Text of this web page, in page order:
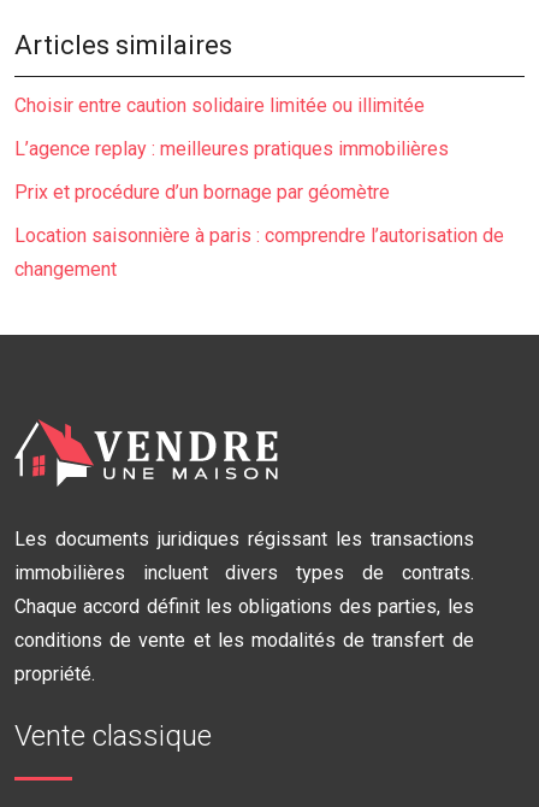
Articles similaires
Choisir entre caution solidaire limitée ou illimitée
L’agence replay : meilleures pratiques immobilières
Prix et procédure d’un bornage par géomètre
Location saisonnière à paris : comprendre l’autorisation de
changement
Les documents juridiques régissant les transactions
immobilières incluent divers types de contrats.
Chaque accord définit les obligations des parties, les
conditions de vente et les modalités de transfert de
propriété.
Vente classique